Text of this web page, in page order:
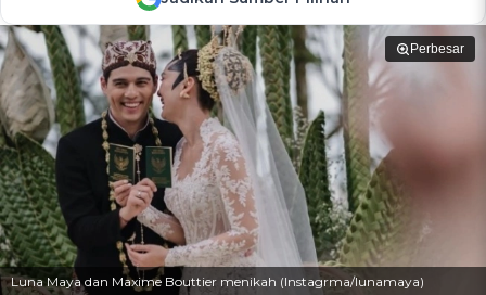
Perbesar
Luna Maya dan Maxime Bouttier menikah (Instagrma/lunamaya)